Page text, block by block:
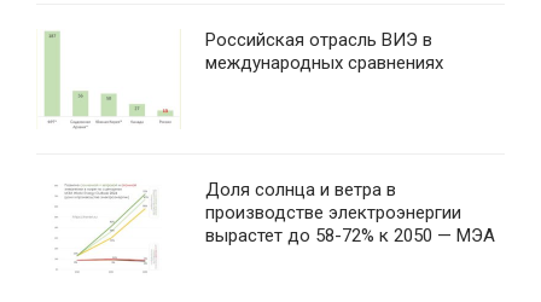
Российская отрасль ВИЭ в
международных сравнениях
Доля солнца и ветра в
производстве электроэнергии
вырастет до 58-72% к 2050 — МЭА